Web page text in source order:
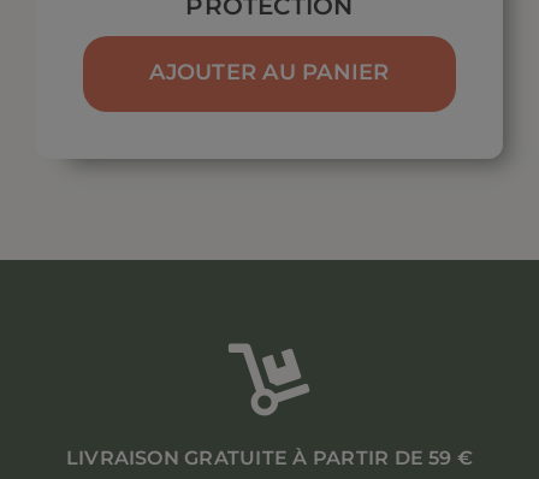
AJOUTER AU PANIER
LIVRAISON GRATUITE À PARTIR DE 59 €